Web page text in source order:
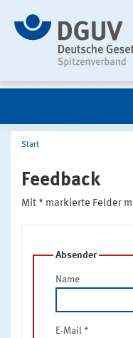
Start
Feedback
Mit * markierte Felder
Absender
Name
E-Mail *